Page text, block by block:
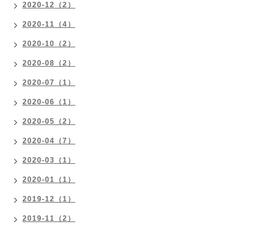
2020-12（2）
2020-11（4）
2020-10（2）
2020-08（2）
2020-07（1）
2020-06（1）
2020-05（2）
2020-04（7）
2020-03（1）
2020-01（1）
2019-12（1）
2019-11（2）